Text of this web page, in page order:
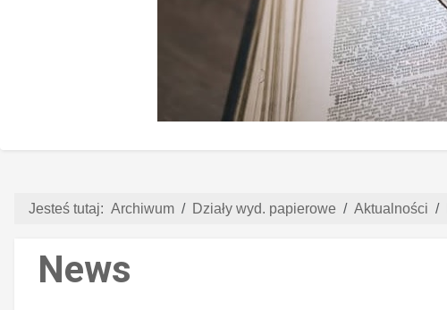
Jesteś tutaj: Archiwum Działy wyd. papierowe Aktualności
News